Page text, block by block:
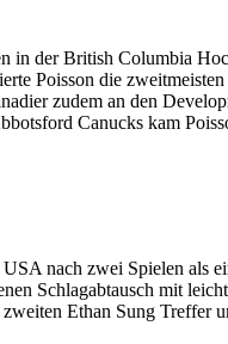
in der British Columbia
Poisson die
zudem an den
Canucks kam
nach zwei Spielen als
Schlagabtausch mit
Ethan Sung